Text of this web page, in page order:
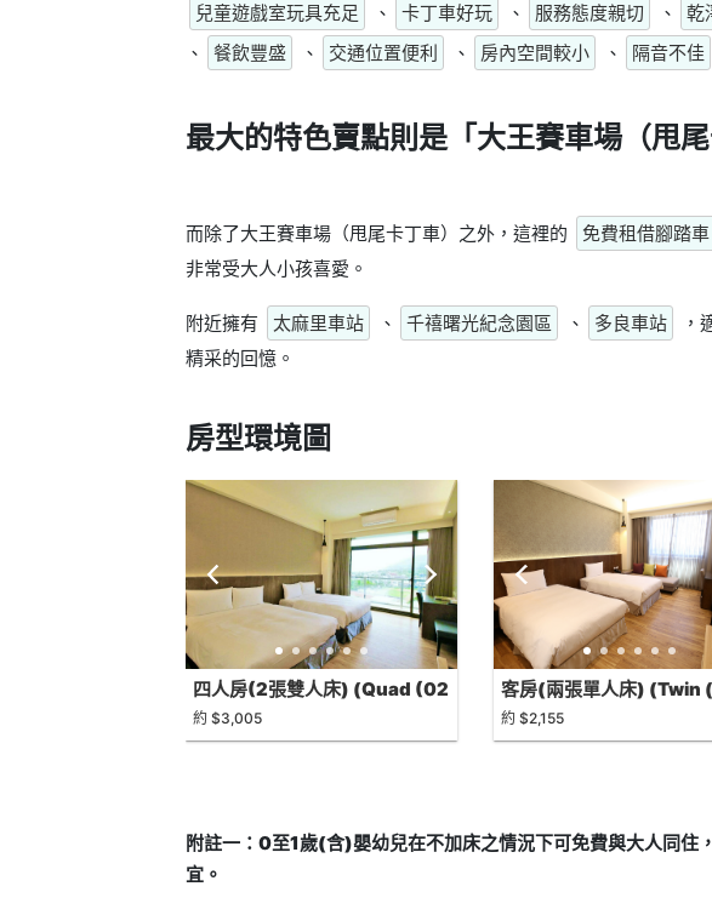
兒童遊戲室玩具充足
、 卡丁車好玩 、 服務態度親切 、 乾
、
餐飲豐盛 、 交通位置便利 、 房內空間較小 、 隔音不佳
最大的特色賣點則是「大王賽車場（甩尾
而除了大王賽車場（甩尾卡丁車）之外，這裡的 免費租借腳踏車
非常受大人小孩喜愛。
附近擁有 太麻里車站 、 千禧曙光紀念園區 、 多良車站
，
精采的回憶。
房型環境圖
四人房(2張雙人床) (Quad (02
Double bed))
約 $3,005
客房(兩張單人床) (Twin
single sized beds))
約 $2,155
附註一：0至1歲(含)嬰幼兒在不加床之情況下可免費與大人同住
宜。